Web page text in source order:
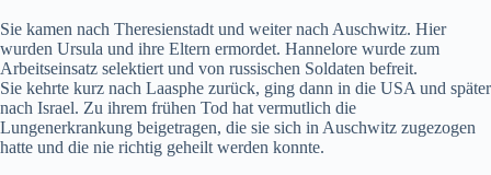
Sie kamen nach Theresienstadt und weiter nach Auschwitz. Hier
wurden Ursula und ihre Eltern ermordet. Hannelore wurde zum
Arbeitseinsatz selektiert und von russischen Soldaten befreit.
Sie kehrte kurz nach Laasphe zurück, ging dann in die USA und später
nach Israel. Zu ihrem frühen Tod hat vermutlich die
Lungenerkrankung beigetragen, die sie sich in Auschwitz zugezogen
hatte und die nie richtig geheilt werden konnte.